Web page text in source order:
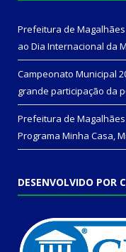
Prefeitura de
ao Dia Internacional da
Campeonato Municipal
grande participação da
Prefeitura de
Programa Minha Casa,
DESENVOLVIDO POR